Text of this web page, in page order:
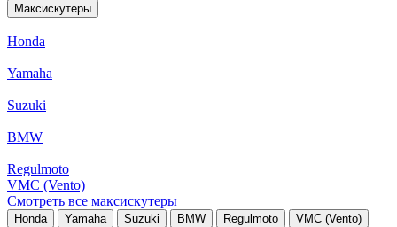
Максискутеры
Honda
Yamaha
Suzuki
BMW
Regulmoto
VMC (Vento)
Смотреть все максискутеры
Honda Yamaha Suzuki BMW Regulmoto VMC (Vento)